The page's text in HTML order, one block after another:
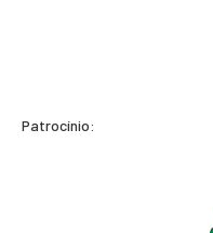
Patrocínio: